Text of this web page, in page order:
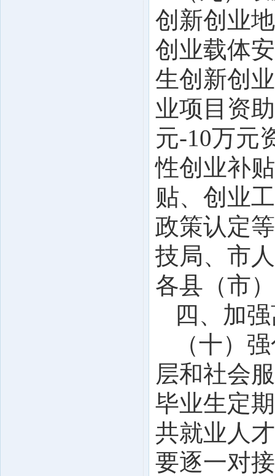
创新创业
创业载体
生创新创
业项目资
元-10万元
性创业补
贴、创业
政策认定
技局、市
各县（市
四、加
（十）
层和社会
毕业生定
共就业人
要逐一对